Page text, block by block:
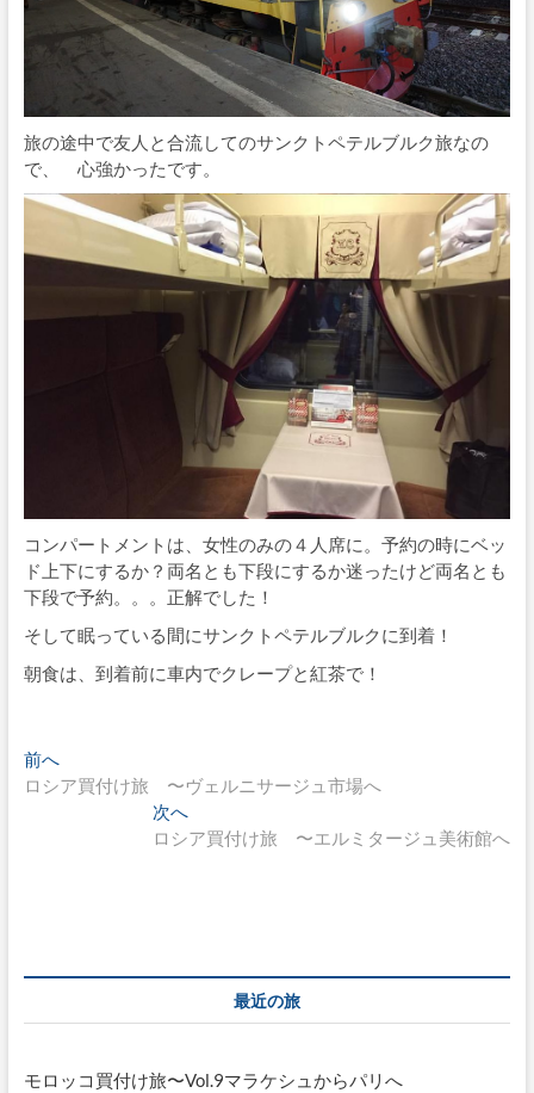
旅の途中で友人と合流してのサンクトペテルブルク旅なの
で、 心強かったです。
コンパートメントは、女性のみの４人席に。予約の時にベッ
ド上下にするか？両名とも下段にするか迷ったけど両名とも
下段で予約。。。正解でした！
そして眠っている間にサンクトペテルブルクに到着！
朝食は、到着前に車内でクレープと紅茶で！
投
稿
シ
ョ
ン
前へ過
去
ロシア買付け旅 〜ヴェルニサージュ市場へ
次へ
の
ロシア買付け旅 〜エルミタージュ美術館へ
最近の旅
モロッコ買付け旅〜Vol.9マラケシュからパリへ